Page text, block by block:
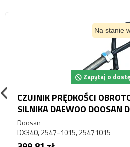
Na stanie
Zapytaj o
CZUJNIK PRĘDKOŚCI
SILNIKA DAEWOO DOOSAN
Doosan
DX340, 2547-1015, 25471015